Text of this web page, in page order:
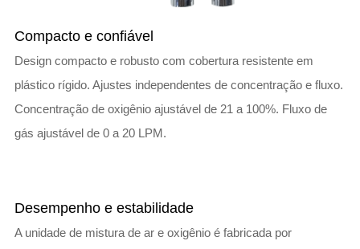
Compacto e confiável
Design compacto e robusto com cobertura resistente em
plástico rígido. Ajustes independentes de concentração e fluxo.
Concentração de oxigênio ajustável de 21 a 100%. Fluxo de
gás ajustável de 0 a 20 LPM.
Desempenho e estabilidade
A unidade de mistura de ar e oxigênio é fabricada por